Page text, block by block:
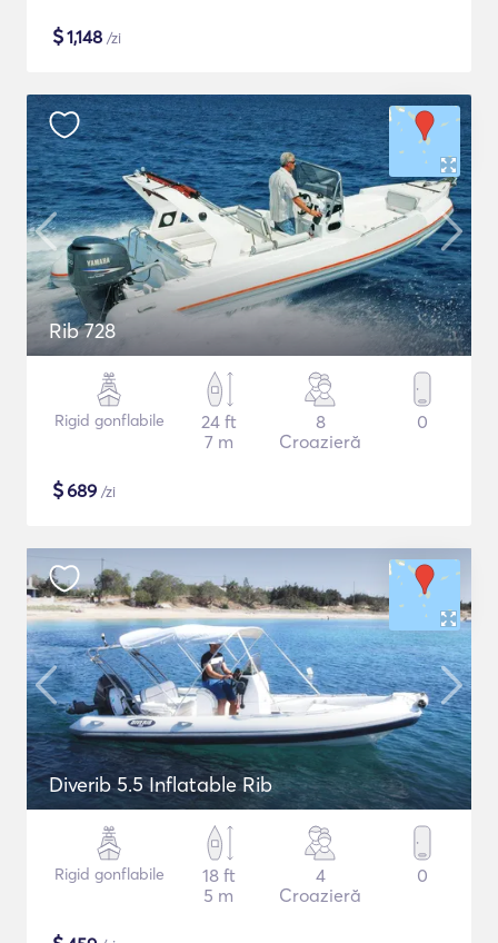
$1,148 /zi
Rib 728
Rigid gonflabile
24 ft
7 m
8
Croazieră
0
$689 /zi
Diverib 5.5 Inflatable Rib
Rigid gonflabile
18 ft
5 m
4
Croazieră
0